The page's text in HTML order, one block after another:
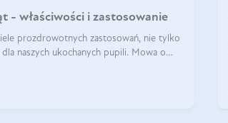
- właściwości i zastosowanie
prozdrowotnych zastosowań, nie tylko
naszych ukochanych pupili. Mowa o